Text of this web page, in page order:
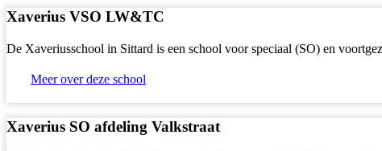
Xaverius VSO LW&TC
De Xaveriusschool in Sittard is een school voor speciaal (SO) en
Meer over deze school
Xaverius SO afdeling Valkstraat